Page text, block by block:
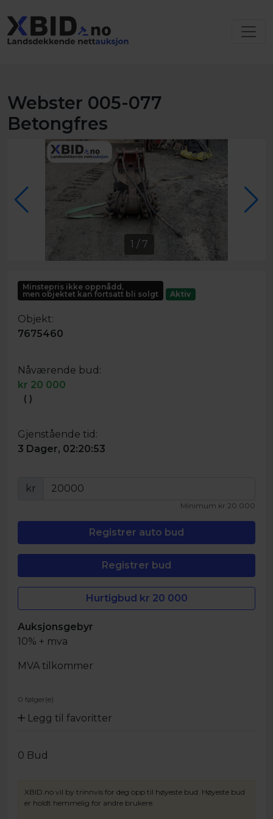
Webster 005-077
Betongfres
1 / 7
Minstepris ikke oppnådd,
men objektet kan fortsatt bli solgt
Aktiv
Objekt:
7675460
Nåværende bud:
kr 20 000
( )
Gjenstående tid:
3 Dager, 02:20:53
kr
Minimum kr 20 000
Hurtigbud kr 20 000
Auksjonsgebyr
10% + mva
MVA tilkommer
0 følger(e)
Legg til favoritter
0 Bud
XBID.no vil by trinnvis for deg opp til høyeste bud. Høyeste bud
er holdt hemmelig for andre brukere.